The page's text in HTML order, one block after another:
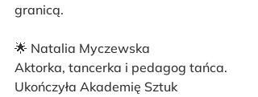
granicą.
🌟 Natalia Myczewska
Aktorka, tancerka i pedagog tańca.
Ukończyła Akademię Sztuk